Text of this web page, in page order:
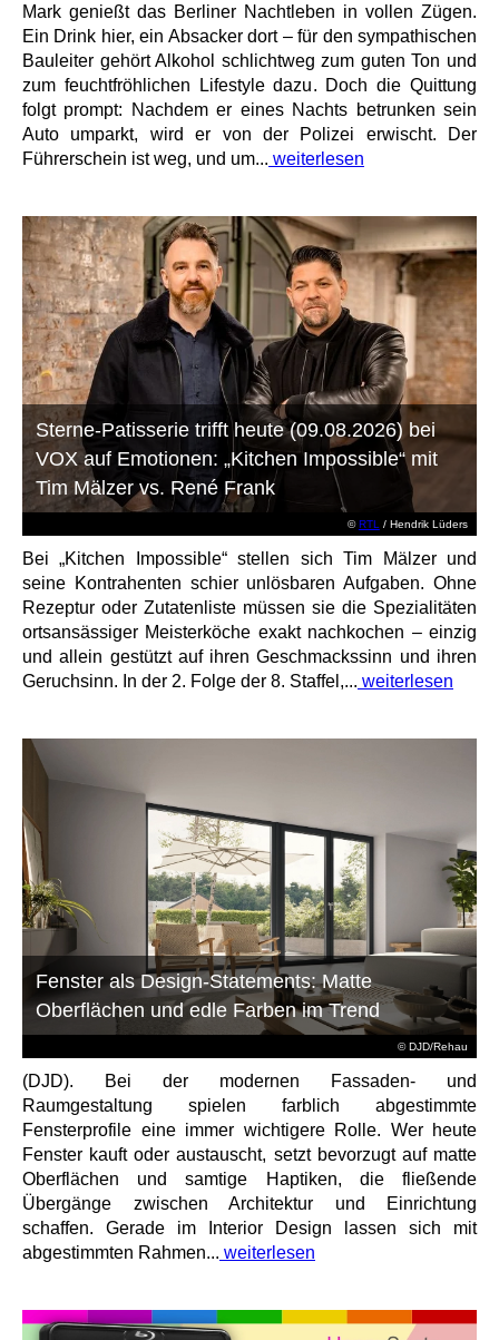
Mark genießt das Berliner Nachtleben in vollen Zügen.
Ein Drink hier, ein Absacker dort – für den sympathischen
Bauleiter gehört Alkohol schlichtweg zum guten Ton und
zum feuchtfröhlichen Lifestyle dazu. Doch die Quittung
folgt prompt: Nachdem er eines Nachts betrunken sein
Auto umparkt, wird er von der Polizei erwischt. Der
Führerschein ist weg, und um... weiterlesen
©RTL / Hendrik Lüders
Sterne-Patisserie trifft heute (09.08.2026) bei
VOX auf Emotionen: „Kitchen Impossible“ mit
Tim Mälzer vs. René Frank
Bei „Kitchen Impossible“ stellen sich Tim Mälzer und
seine Kontrahenten schier unlösbaren Aufgaben. Ohne
Rezeptur oder Zutatenliste müssen sie die Spezialitäten
ortsansässiger Meisterköche exakt nachkochen – einzig
und allein gestützt auf ihren Geschmackssinn und ihren
Geruchsinn. In der 2. Folge der 8. Staffel,... weiterlesen
© DJD/Rehau
Fenster als Design-Statements: Matte
Oberflächen und edle Farben im Trend
(DJD). Bei der modernen Fassaden- und
Raumgestaltung spielen farblich abgestimmte
Fensterprofile eine immer wichtigere Rolle. Wer heute
Fenster kauft oder austauscht, setzt bevorzugt auf matte
Oberflächen und samtige Haptiken, die fließende
Übergänge zwischen Architektur und Einrichtung
schaffen. Gerade im Interior Design lassen sich mit
abgestimmten Rahmen... weiterlesen